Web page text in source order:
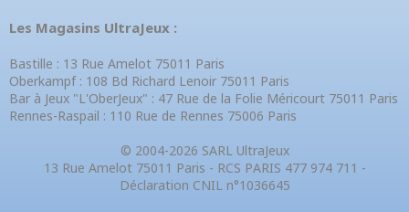
Les Magasins UltraJeux :
Bastille : 13 Rue Amelot 75011 Paris
Oberkampf : 108 Bd Richard Lenoir 75011 Paris
Bar à Jeux "L'OberJeux" : 47 Rue de la Folie Méricourt 75011 Paris
Rennes-Raspail : 110 Rue de Rennes 75006 Paris
© 2004-2026 SARL UltraJeux
13 Rue Amelot 75011 Paris - RCS PARIS 477 974 711 -
Déclaration CNIL n°1036645